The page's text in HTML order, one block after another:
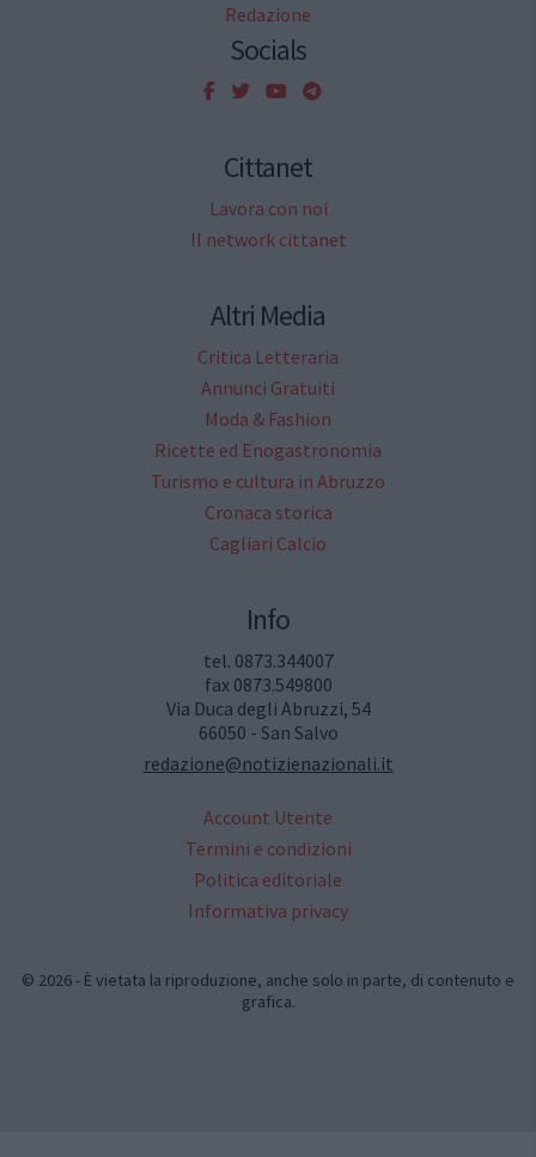
Redazione
Socials
Cittanet
Lavora con noi
Il network cittanet
Altri Media
Critica Letteraria
Annunci Gratuiti
Moda & Fashion
Ricette ed Enogastronomia
Turismo e cultura in Abruzzo
Cronaca storica
Cagliari Calcio
Info
tel. 0873.344007
fax 0873.549800
Via Duca degli Abruzzi, 54
66050 - San Salvo
redazione@notizienazionali.it
Account Utente
Termini e condizioni
Politica editoriale
Informativa privacy
© 2026 - È vietata la riproduzione, anche solo in parte, di contenuto e
grafica.